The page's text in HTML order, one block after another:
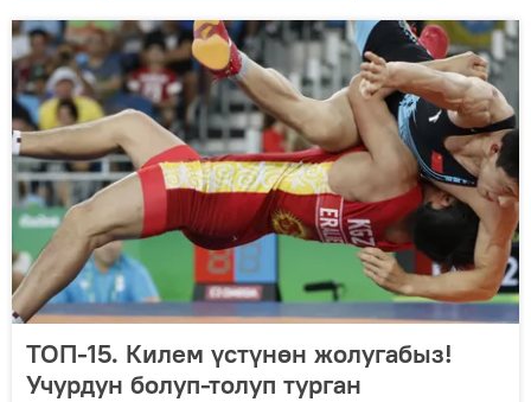
ТОП-15. Килем үстүнөн жолугабыз!
Учурдун болуп-толуп турган